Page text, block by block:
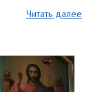
Читать далее